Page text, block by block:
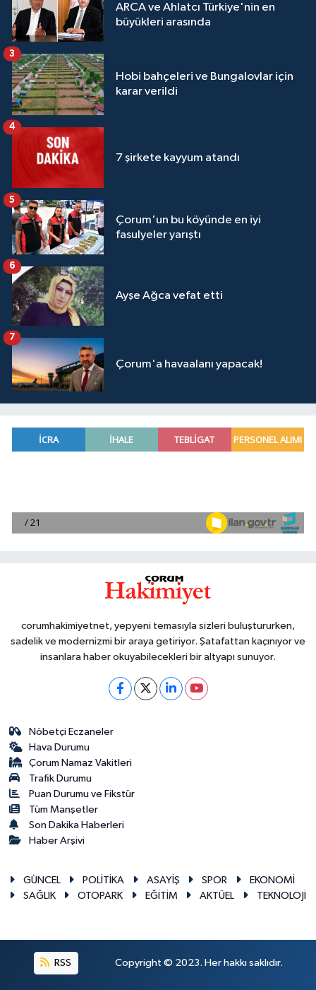
ARCA ve Ahlatcı Türkiye'nin en
büyükleri arasında
Hobi bahçeleri ve Bungalovlar için
karar verildi
3
7 şirkete kayyum atandı
4
Çorum'un bu köyünde en iyi
fasulyeler yarıştı
5
Ayşe Ağca vefat etti
6
Çorum'a havaalanı yapacak!
7
corumhakimiyetnet, yepyeni temasıyla sizleri buluştururken,
sadelik ve modernizmi bir araya getiriyor. Şatafattan kaçınıyor ve
insanlara haber okuyabilecekleri bir altyapı sunuyor.
Nöbetçi Eczaneler
Hava Durumu
Çorum Namaz Vakitleri
Trafik Durumu
Puan Durumu ve Fikstür
Tüm Manşetler
Son Dakika Haberleri
Haber Arşivi
GÜNCEL POLİTİKA ASAYİŞ SPOR
EKONOMİ
SAĞLIK
OTOPARK EĞİTİM AKTÜEL TEKNOLOJİ
RSS Copyright © 2023. Her hakkı saklıdır.